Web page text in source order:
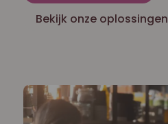
Bekijk onze oplossingen